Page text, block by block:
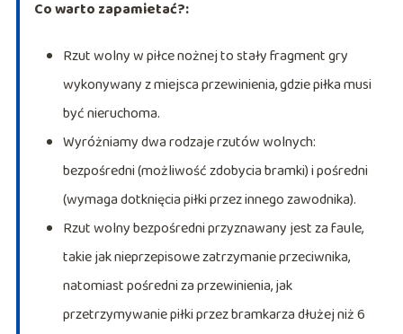
Co warto zapamietać?:
Rzut wolny w piłce nożnej to stały fragment gry
wykonywany z miejsca przewinienia, gdzie piłka musi
być nieruchoma.
Wyróżniamy dwa rodzaje rzutów wolnych:
bezpośredni (możliwość zdobycia bramki) i pośredni
(wymaga dotknięcia piłki przez innego zawodnika).
Rzut wolny bezpośredni przyznawany jest za faule,
takie jak nieprzepisowe zatrzymanie przeciwnika,
natomiast pośredni za przewinienia, jak
przetrzymywanie piłki przez bramkarza dłużej niż 6